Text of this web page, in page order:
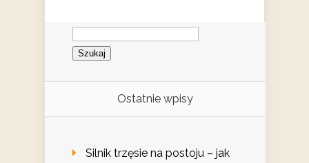
Szukaj:
Ostatnie wpisy
Silnik trzęsie na postoju – jak